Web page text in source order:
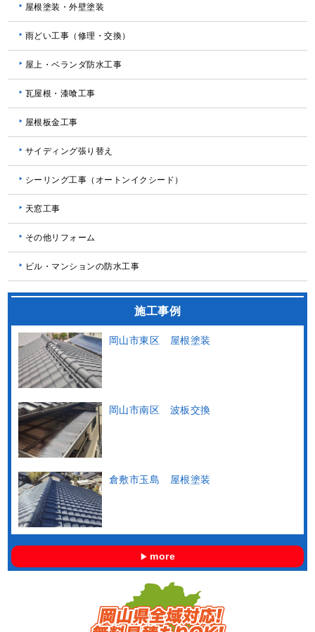
屋根塗装・外壁塗装
雨どい工事（修理・交換）
屋上・ベランダ防水工事
瓦屋根・漆喰工事
屋根板金工事
サイディング張り替え
シーリング工事（オートンイクシード）
天窓工事
その他リフォーム
ビル・マンションの防水工事
施工事例
岡山市東区 屋根塗装
岡山市南区 波板交換
倉敷市玉島 屋根塗装
more